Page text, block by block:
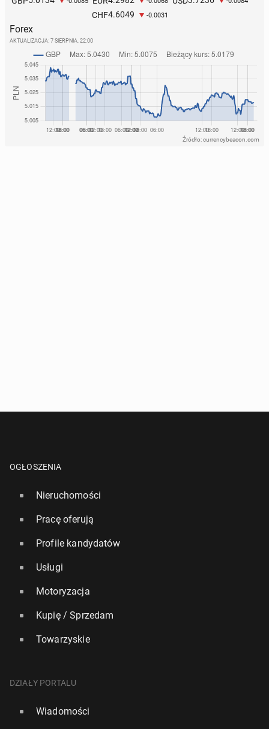
CHF4.6049 -0.0031
Forex
AKTUALIZACJA: 7 SIERPNIA, 22:00
Źródło: currencybeacon.com
OGŁOSZENIA
Nieruchomości
Pracę oferują
Profile kandydatów
Usługi
Motoryzacja
Kupię / Sprzedam
Towarzyskie
DZIAŁY PORTALU
Wiadomości